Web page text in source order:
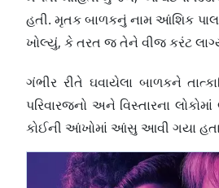
હતી. મૃતક બાળકનું નામ આંશિક પાલ
ખોલ્યું, કે તરત જ તેને વીજ કરંટ
ગંભીર રીતે ઘવાયેલા બાળકને
પરિવારજનો અને વિસ્તારના
કોઈની આંખોમાં આંસુ આવી ગયા